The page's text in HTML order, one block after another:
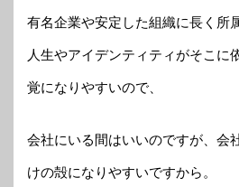
有名企業や安定した組織に長く所
人生やアイデンティティがそこに
覚になりやすいので、
会社にいる間はいいのですが、会
けの殻になりやすいですから。